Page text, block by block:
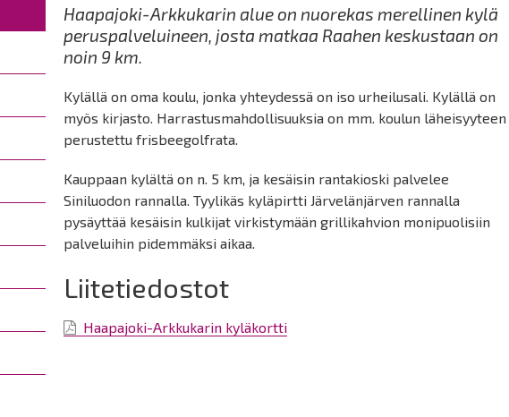
Haapajoki-Arkkukarin alue on nuorekas merellinen kylä
peruspalveluineen, josta matkaa Raahen keskustaan on
noin 9 km.
Kylällä on oma koulu, jonka yhteydessä on iso urheilusali. Kylällä on
myös kirjasto. Harrastusmahdollisuuksia on mm. koulun läheisyyteen
perustettu frisbeegolfrata.
Kauppaan kylältä on n. 5 km, ja kesäisin rantakioski palvelee
Siniluodon rannalla. Tyylikäs kyläpirtti Järvelänjärven rannalla
pysäyttää kesäisin kulkijat virkistymään grillikahvion monipuolisiin
palveluihin pidemmäksi aikaa.
Liitetiedostot
Haapajoki-Arkkukarin kyläkortti